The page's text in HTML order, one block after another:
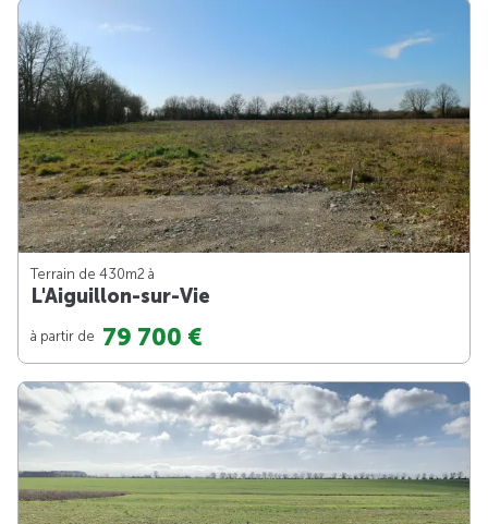
Terrain de 430m2 à
L'Aiguillon-sur-Vie
à partir de 79 700 €